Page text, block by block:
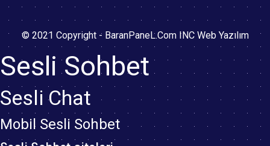
© 2021 Copyright - BaranPaneL.Com INC Web Yazılım
Sesli Sohbet
Sesli Chat
Mobil Sesli Sohbet